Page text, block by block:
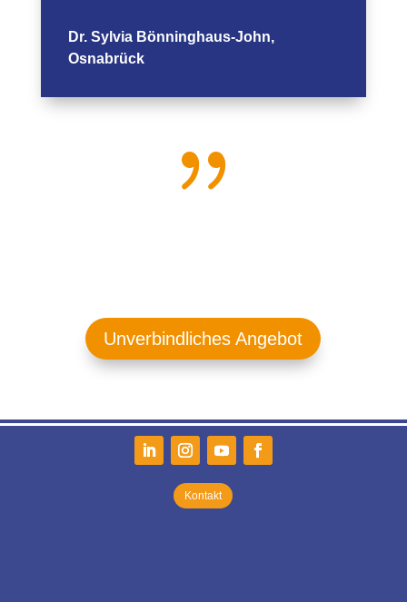
Dr. Sylvia Bönninghaus-John,
Osnabrück
{
Unverbindliches Angebot
Kontakt